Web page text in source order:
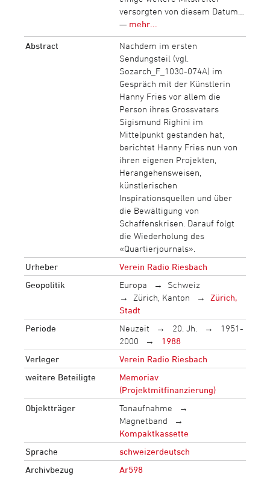
versorgten von diesem Datum…
— mehr...
Abstract
Nachdem im ersten
Sendungsteil (vgl.
Sozarch_F_1030-074A) im
Gespräch mit der Künstlerin
Hanny Fries vor allem die
Person ihres Grossvaters
Sigismund Righini im
Mittelpunkt gestanden hat,
berichtet Hanny Fries nun von
ihren eigenen Projekten,
Herangehensweisen,
künstlerischen
Inspirationsquellen und über
die Bewältigung von
Schaffenskrisen. Darauf folgt
die Wiederholung des
«Quartierjournals».
Urheber
Verein Radio Riesbach
Geopolitik
Europa
Schweiz
Zürich, Kanton
Zürich,
Stadt
Periode
Neuzeit 20. Jh.
1951-
2000
1988
Verleger
Verein Radio Riesbach
weitere Beteiligte
Memoriav
(Projektmitfinanzierung)
Objektträger
Tonaufnahme
Magnetband
Kompaktkassette
Sprache
schweizerdeutsch
Archivbezug
Ar598